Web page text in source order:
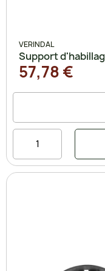
VERINDAL
Support
57,78 €